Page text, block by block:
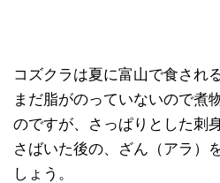
コズクラは夏に富山で食され
まだ脂がのっていないので煮
のですが、さっぱりとした刺
さばいた後の、ざん（アラ）
しょう。